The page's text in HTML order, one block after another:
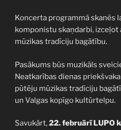
Koncerta programmā skanēs
komponistu skaņdarbi, izceļot
mūzikas tradīciju bagātību.
Pasākums būs muzikāls
Neatkarības dienas
pūtēju mūzikas tradīciju
un Valgas kopīgo kultūrtelpu.
Savukārt,22. februārī LUPO